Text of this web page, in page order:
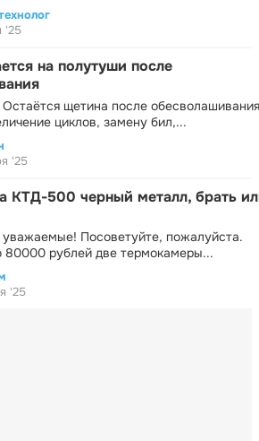
'25
на полутуши после
щетина после
циклов, замену бил,...
'25
КТД-500 черный металл, брать
уважаемые! Посоветуйте, пожалуйста.
80000 рублей две термокамеры...
'25